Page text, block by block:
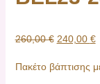
260,00€ 240,00 €
Πακέτο βάπτισης